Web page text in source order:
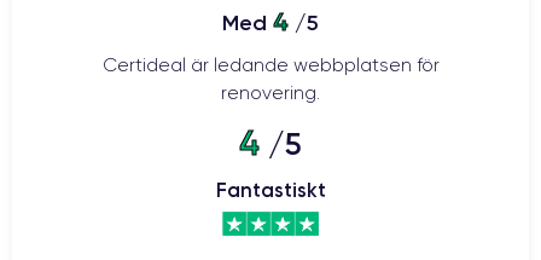
med en bländare på f/1,6 och en ultravidvinkel med en bländare på
f/2,4. Med 2x digital zoom, 5x digital zoom och optisk stabilisering kan
du enkelt ta kvalitetsfoton när som helst och var som helst.
iPhone 12: 5G-hastighet i din hand
ansluta till 5G-nätverk. Detta möjliggör hastigheter på upp till 4 Gbps
Med 4 /5
Certideal är ledande webbplatsen för
renovering.
4 /5
Fantastiskt